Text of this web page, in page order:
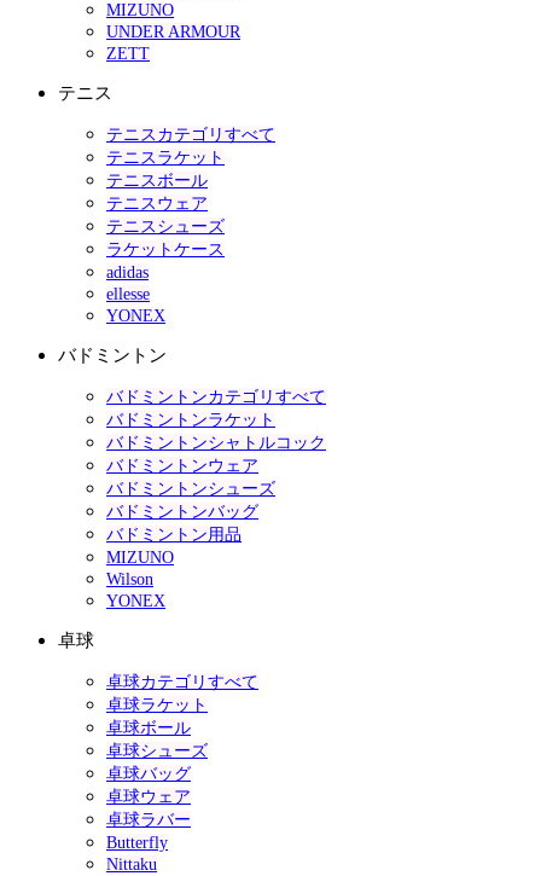
MIZUNO
UNDER ARMOUR
ZETT
テニス
テニスカテゴリすべて
テニスラケット
テニスボール
テニスウェア
テニスシューズ
ラケットケース
adidas
ellesse
YONEX
バドミントン
バドミントンカテゴリすべて
バドミントンラケット
バドミントンシャトルコック
バドミントンウェア
バドミントンシューズ
バドミントンバッグ
バドミントン用品
MIZUNO
Wilson
YONEX
卓球
卓球カテゴリすべて
卓球ラケット
卓球ボール
卓球シューズ
卓球バッグ
卓球ウェア
卓球ラバー
Butterfly
Nittaku